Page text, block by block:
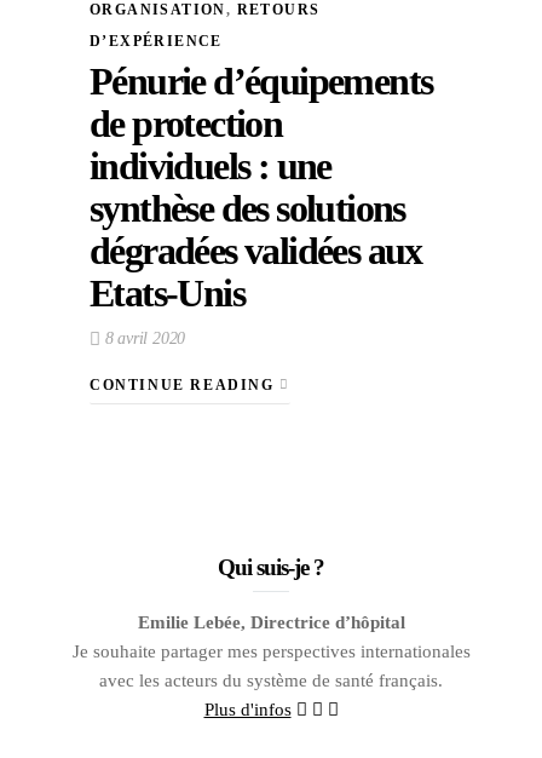
ORGANISATION, RETOURS
D’EXPÉRIENCE
Pénurie d’équipements
de protection
individuels : une
synthèse des solutions
dégradées validées aux
Etats-Unis
8 avril 2020
CONTINUE READING
Qui suis-je ?
Emilie Lebée, Directrice d’hôpital
Je souhaite partager mes perspectives internationales
avec les acteurs du système de santé français.
Plus d'infos